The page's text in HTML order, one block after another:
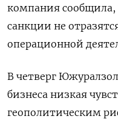
компания
санкции не
операционной
В четверг
бизнеса низкая
геополитическим